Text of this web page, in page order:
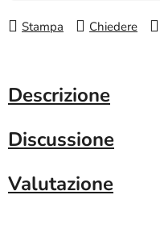
Stampa Chiedere
Descrizione
Discussione
Valutazione